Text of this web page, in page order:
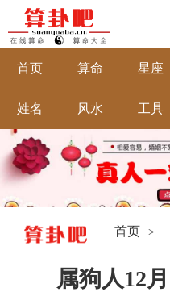
首页 算命 星座
姓名 风水 工具
首页 >
属狗人12